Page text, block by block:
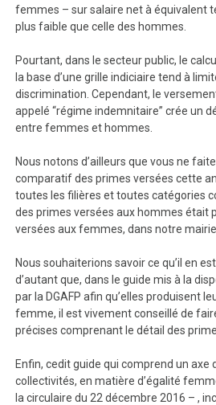
femmes – sur salaire net à équivalent
plus faible que celle des hommes.
Pourtant, dans le secteur public, le
la base d’une grille indiciaire tend à
discrimination. Cependant, le
appelé “régime indemnitaire” crée un
entre femmes et hommes.
Nous notons d’ailleurs que vous ne
comparatif des primes versées cette
toutes les filières et toutes catégories
des primes versées aux hommes était
versées aux femmes, dans notre mairie.
Nous souhaiterions savoir ce qu’il en
d’autant que, dans le guide mis à la
par la DGAFP afin qu’elles produisent
femme, il est vivement conseillé de
précises comprenant le détail des
Enfin, cedit guide qui comprend un axe
collectivités, en matière d’égalité
la circulaire du 22 décembre 2016 – ,